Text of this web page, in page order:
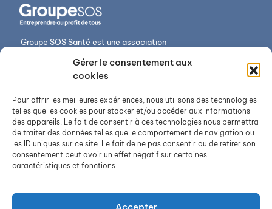
Gérer le consentement aux
cookies
Pour offrir les meilleures expériences, nous utilisons des technologies
telles que les cookies pour stocker et/ou accéder aux informations
des appareils. Le fait de consentir à ces technologies nous permettra
de traiter des données telles que le comportement de navigation ou
les ID uniques sur ce site. Le fait de ne pas consentir ou de retirer son
consentement peut avoir un effet négatif sur certaines
caractéristiques et fonctions.
Accepter
Groupe SOS Santé est une association
NOTRE OFFRE DE
Rééducation secteur
adultes
Rééducation secteur
pédiatrique
Consultations
Maison Sport Santé
Accès et contact
Actualités
Votre séjour
Qualité et sécurité